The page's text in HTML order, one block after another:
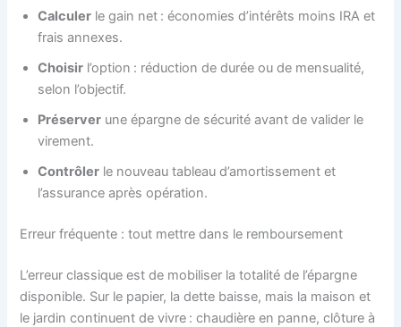
Calculer le gain net : économies d’intérêts moins IRA et
frais annexes.
Choisir l’option : réduction de durée ou de mensualité,
selon l’objectif.
Préserver une épargne de sécurité avant de valider le
virement.
Contrôler le nouveau tableau d’amortissement et
l’assurance après opération.
Erreur fréquente : tout mettre dans le remboursement
L’erreur classique est de mobiliser la totalité de l’épargne
disponible. Sur le papier, la dette baisse, mais la maison et
le jardin continuent de vivre : chaudière en panne, clôture à